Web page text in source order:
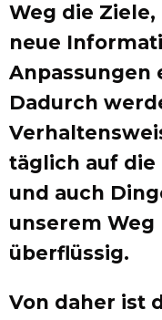
Weg die
neue
Anpassungen
Dadurch
täglich auf die
und auch
unserem
überflüssig.
Von daher ist